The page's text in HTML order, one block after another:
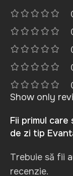
Show only
Fii primul
de zi tip
Trebuie să fii
recenzie.